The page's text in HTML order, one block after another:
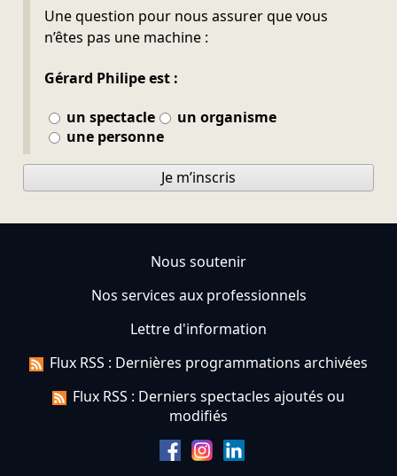
Une question pour nous assurer que vous
n’êtes pas une machine :
Gérard Philipe est :
un spectacle
un organisme
une personne
Ne pas remplir
Je m’inscris
Nous soutenir
Nos services aux professionnels
Lettre d'information
Flux RSS : Dernières programmations archivées
Flux RSS : Derniers spectacles ajoutés ou
modifiés